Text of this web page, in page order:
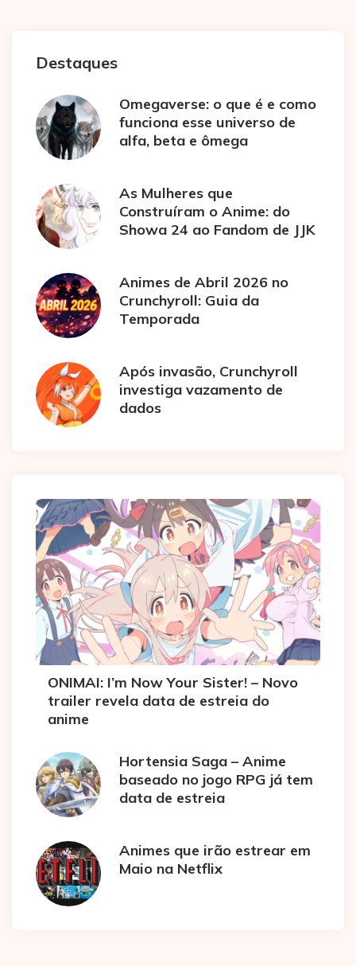
Destaques
Omegaverse: o que é e como
funciona esse universo de
alfa, beta e ômega
As Mulheres que
Construíram o Anime: do
Showa 24 ao Fandom de JJK
Animes de Abril 2026 no
Crunchyroll: Guia da
Temporada
Após invasão, Crunchyroll
investiga vazamento de
dados
ONIMAI: I’m Now Your Sister! – Novo
trailer revela data de estreia do
anime
Hortensia Saga – Anime
baseado no jogo RPG já tem
data de estreia
Animes que irão estrear em
Maio na Netflix